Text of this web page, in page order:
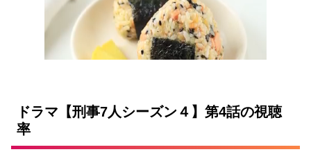
ドラマ【刑事7人シーズン４】第4話の視聴
率